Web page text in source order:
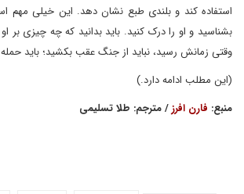
استفاده کند و بلندی طبع نشان دهد. این خیلی مهم
بشناسید و او را درک کنید. باید بدانید که چه چیزی بر او
وقتی زمانش رسید، نباید از جنگ عقب بکشید؛ باید
(این مطلب ادامه دارد.)
منبع: فارن افرز/ مترجم: طلا تسلیمی